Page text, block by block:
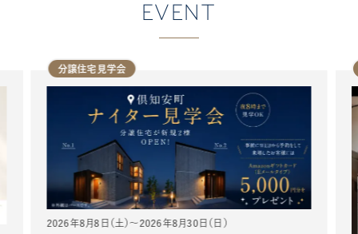
EVENT
分譲住宅見学会
2026年8月8日（土）～2026年8月30日（日）